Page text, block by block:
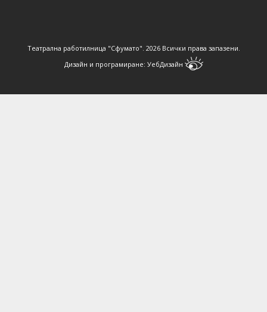
Театрална работилница "Сфумато". 2026 Всички права запазени.
Дизайн и програмиране: УебДизайн